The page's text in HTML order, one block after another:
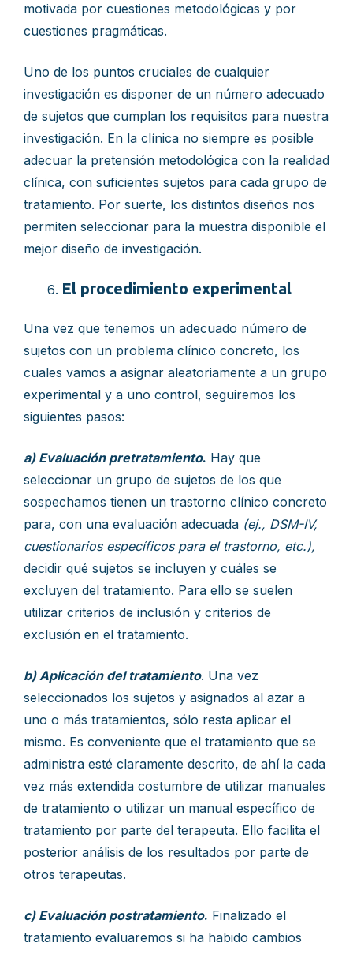
motivada por cuestiones metodológicas y por
cuestiones pragmáticas.
Uno de los puntos cruciales de cualquier
investigación es disponer de un número adecuado
de sujetos que cumplan los requisitos para nuestra
investigación. En la clínica no siempre es posible
adecuar la pretensión metodológica con la realidad
clínica, con suficientes sujetos para cada grupo de
tratamiento. Por suerte, los distintos diseños nos
permiten seleccionar para la muestra disponible el
mejor diseño de investigación.
El procedimiento experimental
Una vez que tenemos un adecuado número de
sujetos con un problema clínico concreto, los
cuales vamos a asignar aleatoriamente a un grupo
experimental y a uno control, seguiremos los
siguientes pasos:
a) Evaluación pretratamiento. Hay que
seleccionar un grupo de sujetos de los que
sospechamos tienen un trastorno clínico concreto
para, con una evaluación adecuada (ej., DSM-IV,
cuestionarios específicos para el trastorno, etc.),
decidir qué sujetos se incluyen y cuáles se
excluyen del tratamiento. Para ello se suelen
utilizar criterios de inclusión y criterios de
exclusión en el tratamiento.
b) Aplicación del tratamiento. Una vez
seleccionados los sujetos y asignados al azar a
uno o más tratamientos, sólo resta aplicar el
mismo. Es conveniente que el tratamiento que se
administra esté claramente descrito, de ahí la cada
vez más extendida costumbre de utilizar manuales
de tratamiento o utilizar un manual específico de
tratamiento por parte del terapeuta. Ello facilita el
posterior análisis de los resultados por parte de
otros terapeutas.
c) Evaluación postratamiento. Finalizado el
tratamiento evaluaremos si ha habido cambios